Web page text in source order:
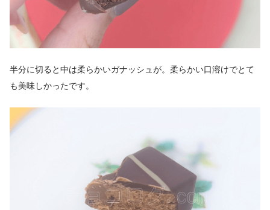
半分に切ると中は柔らかいガナッシュが。柔らかい口溶けでとて
も美味しかったです。